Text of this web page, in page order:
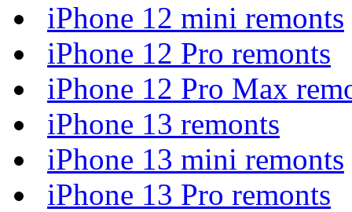
iPhone 12 mini remonts
iPhone 12 Pro remonts
iPhone 12 Pro Max
iPhone 13 remonts
iPhone 13 mini remonts
iPhone 13 Pro remonts